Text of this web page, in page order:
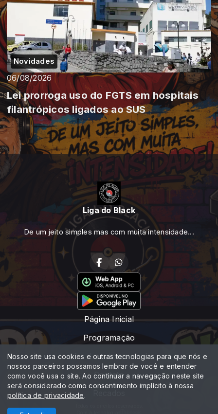
Novidades
06/08/2026
Lei prorroga uso do FGTS em hospitais
filantrópicos ligados ao SUS
Liga do Black
De um jeito simples mas com muita intensidade...
Página Inicial
Programação
Locutores
Contato
Nosso site usa cookies e outras tecnologias para que nós e
nossos parceiros possamos lembrar de você e entender
como você usa o site. Ao continuar a navegação neste site
será considerado como consentimento implícito à nossa
política de privacidade.